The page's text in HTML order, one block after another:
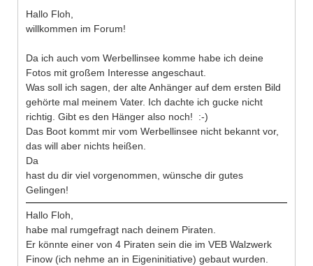
Hallo Floh,
willkommen im Forum!
Da ich auch vom Werbellinsee komme habe ich deine
Fotos mit großem Interesse angeschaut.
Was soll ich sagen, der alte Anhänger auf dem ersten Bild
gehörte mal meinem Vater. Ich dachte ich gucke nicht
richtig. Gibt es den Hänger also noch! :-)
Das Boot kommt mir vom Werbellinsee nicht bekannt vor,
das will aber nichts heißen.
Da
hast du dir viel vorgenommen, wünsche dir gutes
Gelingen!
Hallo Floh,
habe mal rumgefragt nach deinem Piraten.
Er könnte einer von 4 Piraten sein die im VEB Walzwerk
Finow (ich nehme an in Eigeninitiative) gebaut wurden.